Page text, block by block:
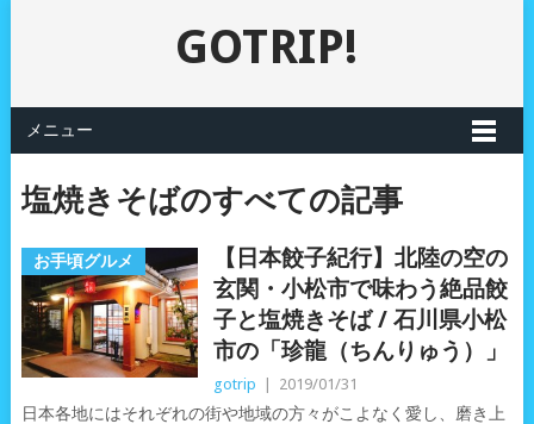
GOTRIP!
メニュー
塩焼きそばのすべての記事
お手頃グルメ
【日本餃子紀行】北陸の空の
玄関・小松市で味わう絶品餃
子と塩焼きそば / 石川県小松
市の「珍龍（ちんりゅう）」
gotrip 2019/01/31
日本各地にはそれぞれの街や地域の方々がこよなく愛し、磨き上